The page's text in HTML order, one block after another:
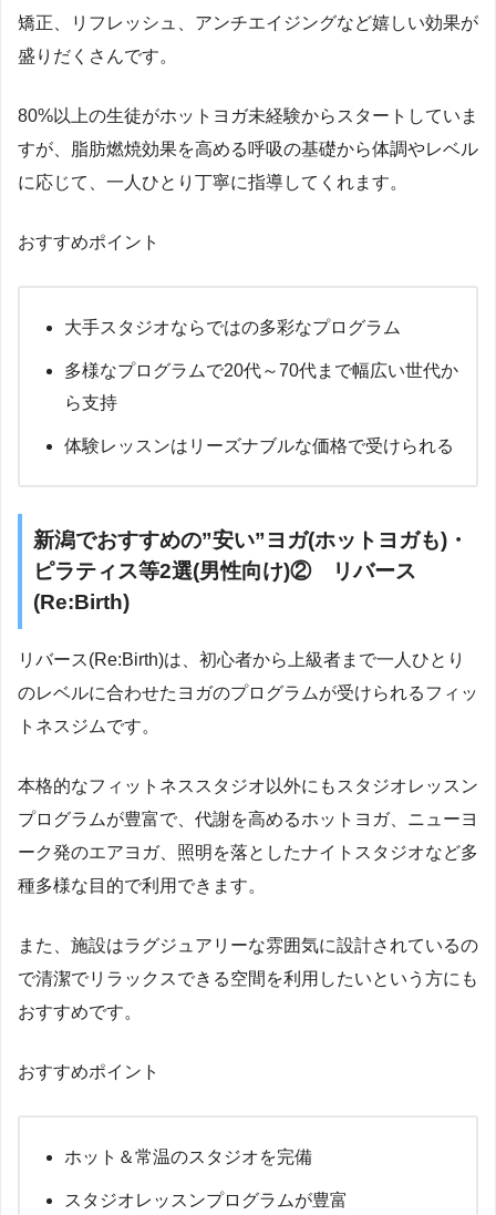
矯正、リフレッシュ、アンチエイジングなど嬉しい効果が
盛りだくさんです。
80%以上の生徒がホットヨガ未経験からスタートしていま
すが、脂肪燃焼効果を高める呼吸の基礎から体調やレベル
に応じて、一人ひとり丁寧に指導してくれます。
おすすめポイント
大手スタジオならではの多彩なプログラム
多様なプログラムで20代～70代まで幅広い世代か
ら支持
体験レッスンはリーズナブルな価格で受けられる
新潟でおすすめの”安い”ヨガ(ホットヨガも)・
ピラティス等2選(男性向け)② リバース
(Re:Birth)
リバース(Re:Birth)は、初心者から上級者まで一人ひとり
のレベルに合わせたヨガのプログラムが受けられるフィッ
トネスジムです。
本格的なフィットネススタジオ以外にもスタジオレッスン
プログラムが豊富で、代謝を高めるホットヨガ、ニューヨ
ーク発のエアヨガ、照明を落としたナイトスタジオなど多
種多様な目的で利用できます。
また、施設はラグジュアリーな雰囲気に設計されているの
で清潔でリラックスできる空間を利用したいという方にも
おすすめです。
おすすめポイント
ホット＆常温のスタジオを完備
スタジオレッスンプログラムが豊富